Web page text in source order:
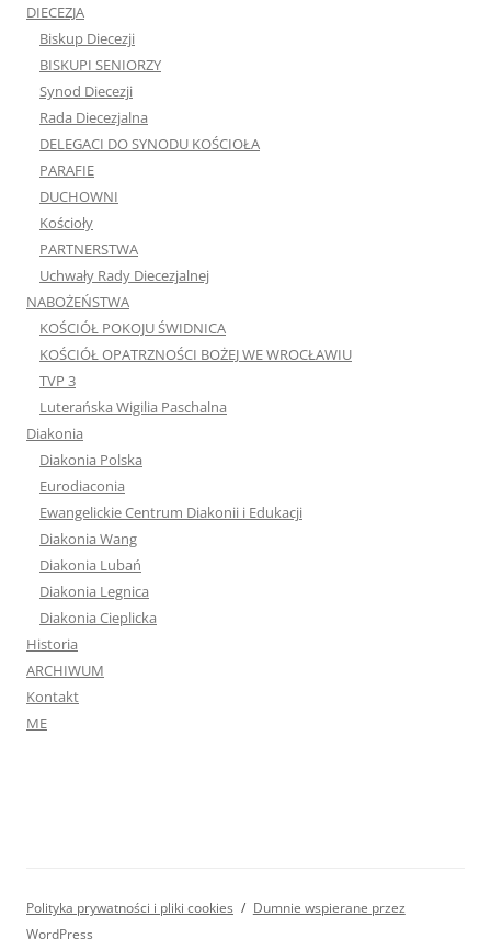
DIECEZJA
Biskup Diecezji
BISKUPI SENIORZY
Synod Diecezji
Rada Diecezjalna
DELEGACI DO SYNODU KOŚCIOŁA
PARAFIE
DUCHOWNI
Kościoły
PARTNERSTWA
Uchwały Rady Diecezjalnej
NABOŻEŃSTWA
KOŚCIÓŁ POKOJU ŚWIDNICA
KOŚCIÓŁ OPATRZNOŚCI BOŻEJ WE WROCŁAWIU
TVP 3
Luterańska Wigilia Paschalna
Diakonia
Diakonia Polska
Eurodiaconia
Ewangelickie Centrum Diakonii i Edukacji
Diakonia Wang
Diakonia Lubań
Diakonia Legnica
Diakonia Cieplicka
Historia
ARCHIWUM
Kontakt
ME
Polityka prywatności i pliki cookies
Dumnie wspierane przez
WordPress